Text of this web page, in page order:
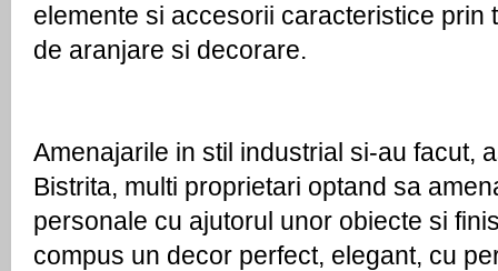
elemente si accesorii caracteristice prin
de aranjare si decorare.
Amenajarile in stil industrial si-au facut,
Bistrita, multi proprietari optand sa
personale cu ajutorul unor obiecte si
compus un decor perfect, elegant, cu